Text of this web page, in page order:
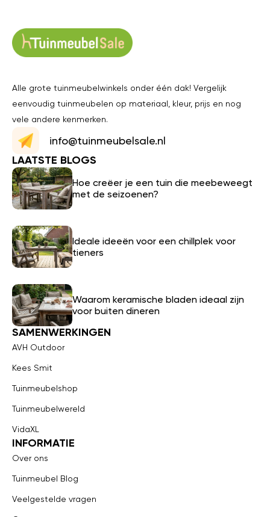
Alle grote tuinmeubelwinkels onder één dak! Vergelijk
eenvoudig tuinmeubelen op materiaal, kleur, prijs en nog
vele andere kenmerken.
info@tuinmeubelsale.nl
LAATSTE BLOGS
Hoe creëer je een tuin die meebeweegt
met de seizoenen?
Ideale ideeën voor een chillplek voor
tieners
Waarom keramische bladen ideaal zijn
voor buiten dineren
SAMENWERKINGEN
AVH Outdoor
Kees Smit
Tuinmeubelshop
Tuinmeubelwereld
VidaXL
INFORMATIE
Over ons
Tuinmeubel Blog
Veelgestelde vragen